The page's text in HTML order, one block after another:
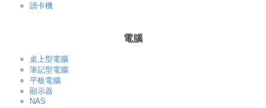
讀卡機
電腦
桌上型電腦
筆記型電腦
平板電腦
顯示器
NAS